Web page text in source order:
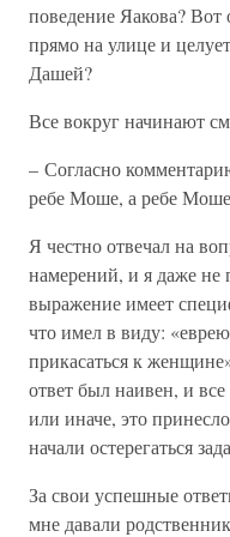
поведение Яакова? Вот
прямо на улице и
Дашей?
Все вокруг начинают
– Согласно
ребе Моше, а ребе Моше
Я честно отвечал на
намерений, и я даже не
выражение имеет
что имел в виду:
прикасаться к
ответ был наивен, и
или иначе, это
начали остерегаться
За свои успешные
мне давали